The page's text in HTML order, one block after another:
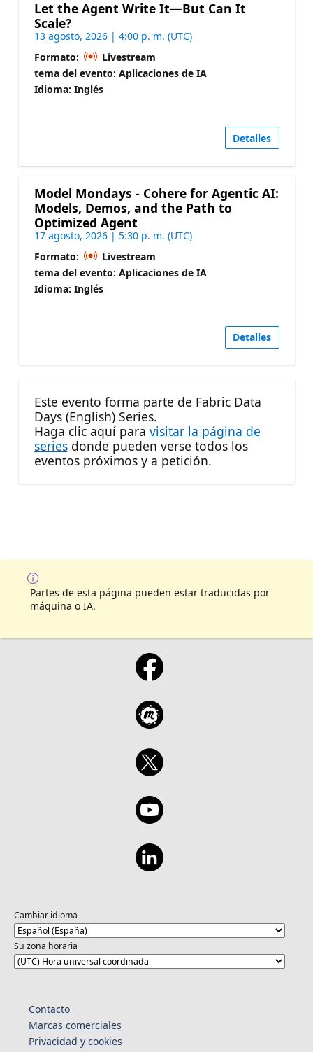
Let the Agent Write It—But Can It
Scale?
13 agosto, 2026 | 4:00 p. m. (UTC)
Formato:
Livestream
tema del evento: Aplicaciones de IA
Idioma: Inglés
Detalles
Model Mondays - Cohere for Agentic AI:
Models, Demos, and the Path to
Optimized Agent
17 agosto, 2026 | 5:30 p. m. (UTC)
Formato:
Livestream
tema del evento: Aplicaciones de IA
Idioma: Inglés
Detalles
Este evento forma parte de Fabric Data
Days (English) Series.
Haga clic aquí para visitar la página de
seriesdonde pueden verse todos los
eventos próximos y a petición.
Partes de esta página pueden estar traducidas por
máquina o IA.
Cambiar idioma
Su zona horaria
Contacto
Marcas comerciales
Privacidad y cookies